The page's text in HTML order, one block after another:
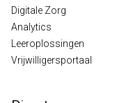
Digitale Zorg
Analytics
Leeroplossingen
Vrijwilligersportaal